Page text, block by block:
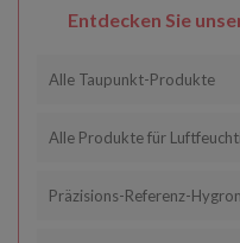
Entdecken Sie
Alle Taupunkt-Produkte
Alle Produkte für
Präzisions-Referenz-